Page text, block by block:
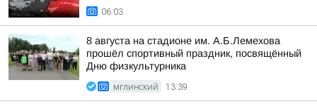
06:03
8 августа на стадионе им. А.Б.Лемехова
прошёл спортивный праздник, посвящённый
Дню физкультурника
МГЛИНСКИЙ 13:39